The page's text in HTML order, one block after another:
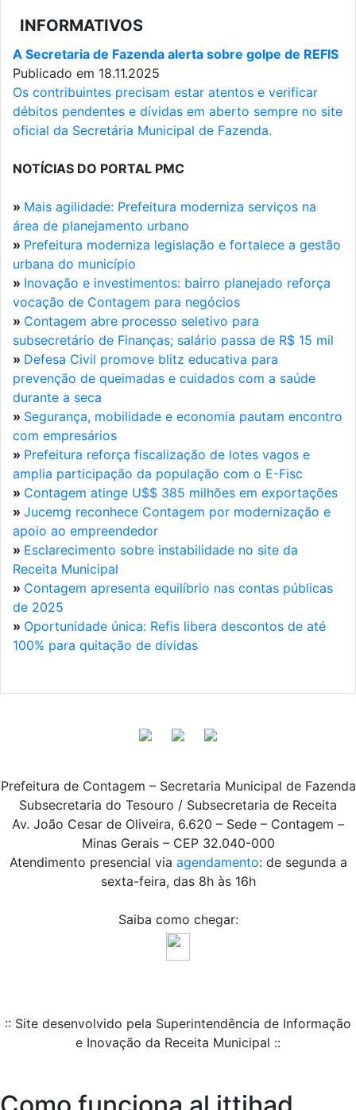
INFORMATIVOS
A Secretaria de Fazenda alerta sobre golpe de REFIS
Publicado em 18.11.2025
Os contribuintes precisam estar atentos e verificar
débitos pendentes e dívidas em aberto sempre no site
oficial da Secretária Municipal de Fazenda.
NOTÍCIAS DO PORTAL PMC
» Mais agilidade: Prefeitura moderniza serviços na
área de planejamento urbano
» Prefeitura moderniza legislação e fortalece a gestão
urbana do município
» Inovação e investimentos: bairro planejado reforça
vocação de Contagem para negócios
» Contagem abre processo seletivo para
subsecretário de Finanças; salário passa de R$ 15 mil
» Defesa Civil promove blitz educativa para
prevenção de queimadas e cuidados com a saúde
durante a seca
» Segurança, mobilidade e economia pautam encontro
com empresários
» Prefeitura reforça fiscalização de lotes vagos e
amplia participação da população com o E-Fisc
» Contagem atinge U$$ 385 milhões em exportações
» Jucemg reconhece Contagem por modernização e
apoio ao empreendedor
» Esclarecimento sobre instabilidade no site da
Receita Municipal
» Contagem apresenta equilíbrio nas contas públicas
de 2025
» Oportunidade única: Refis libera descontos de até
100% para quitação de dívidas
Prefeitura de Contagem – Secretaria Municipal de Fazenda
Subsecretaria do Tesouro / Subsecretaria de Receita
Av. João Cesar de Oliveira, 6.620 – Sede – Contagem –
Minas Gerais – CEP 32.040-000
Atendimento presencial via agendamento: de segunda a
sexta-feira, das 8h às 16h
Saiba como chegar:
:: Site desenvolvido pela Superintendência de Informação
e Inovação da Receita Municipal ::